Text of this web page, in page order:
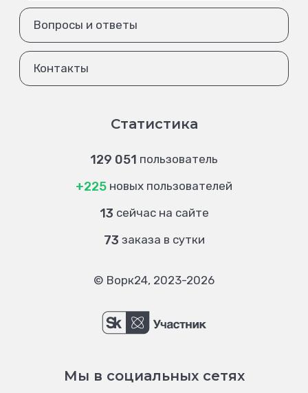
Вопросы и ответы
Контакты
Статистика
129 051 пользователь
+225 новых пользователей
13 сейчас на сайте
73 заказа в сутки
© Ворк24, 2023-2026
Мы в социальных сетях